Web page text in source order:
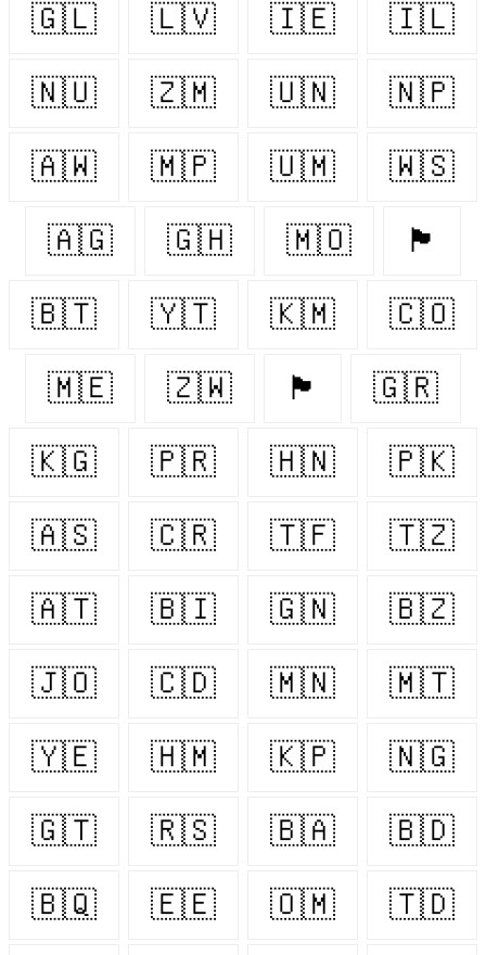
🇬🇱 🇱🇻 🇮🇪 🇮🇱
🇳🇺 🇿🇲 🇺🇳 🇳🇵
🇦🇼 🇲🇵 🇺🇲 🇼🇸
🇦🇬 🇬🇭 🇲🇴 🏴󠁧󠁢󠁥󠁮󠁧󠁿
🇧🇹 🇾🇹 🇰🇲 🇨🇴
🇲🇪 🇿🇼 🏴󠁧󠁢󠁳󠁣󠁴󠁿 🇬🇷
🇰🇬 🇵🇷 🇭🇳 🇵🇰
🇦🇸 🇨🇷 🇹🇫 🇹🇿
🇦🇹 🇧🇮 🇬🇳 🇧🇿
🇯🇴 🇨🇩 🇲🇳 🇲🇹
🇾🇪 🇭🇲 🇰🇵 🇳🇬
🇬🇹 🇷🇸 🇧🇦 🇧🇩
🇧🇶 🇪🇪 🇴🇲 🇹🇩